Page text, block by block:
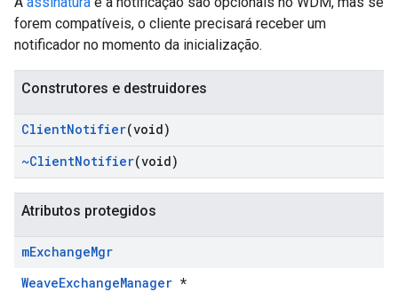
forem compatíveis, o cliente precisará receber um
notificador no momento da inicialização.
Construtores e destruidores
ClientNotifier(void)
~ClientNotifier(void)
Atributos protegidos
mExchangeMgr
WeaveExchangeManager *